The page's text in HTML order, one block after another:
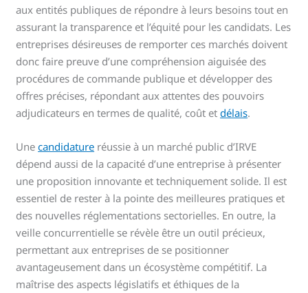
aux entités publiques de répondre à leurs besoins tout en
assurant la transparence et l’équité pour les candidats. Les
entreprises désireuses de remporter ces marchés doivent
donc faire preuve d’une compréhension aiguisée des
procédures de commande publique et développer des
offres précises, répondant aux attentes des pouvoirs
adjudicateurs en termes de qualité, coût etdélais.
Unecandidature réussie à un marché public d’IRVE
dépend aussi de la capacité d’une entreprise à présenter
une proposition innovante et techniquement solide. Il est
essentiel de rester à la pointe des meilleures pratiques et
des nouvelles réglementations sectorielles. En outre, la
veille concurrentielle se révèle être un outil précieux,
permettant aux entreprises de se positionner
avantageusement dans un écosystème compétitif. La
maîtrise des aspects législatifs et éthiques de la